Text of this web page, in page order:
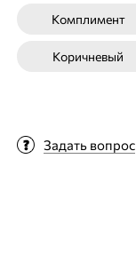
Комплимент
Коричневый
Задать вопрос